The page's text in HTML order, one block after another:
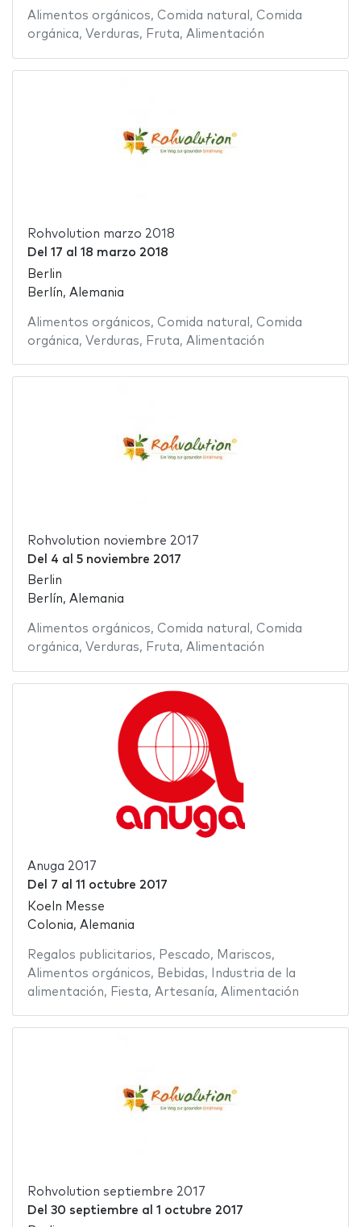
Alimentos orgánicos, Comida natural , Comida
orgánica, Verduras, Fruta, Alimentación
Rohvolution marzo 2018
Del 17 al 18 marzo 2018
Berlin
Berlín, Alemania
Alimentos orgánicos, Comida natural , Comida
orgánica, Verduras, Fruta, Alimentación
Rohvolution noviembre 2017
Del 4 al 5 noviembre 2017
Berlin
Berlín, Alemania
Alimentos orgánicos, Comida natural , Comida
orgánica, Verduras, Fruta, Alimentación
Anuga 2017
Del 7 al 11 octubre 2017
Koeln Messe
Colonia, Alemania
Regalos publicitarios, Pescado, Mariscos,
Alimentos orgánicos, Bebidas,
Industria de la
alimentación, Fiesta, Artesanía, Alimentación
Rohvolution septiembre 2017
Del 30 septiembre al 1 octubre 2017